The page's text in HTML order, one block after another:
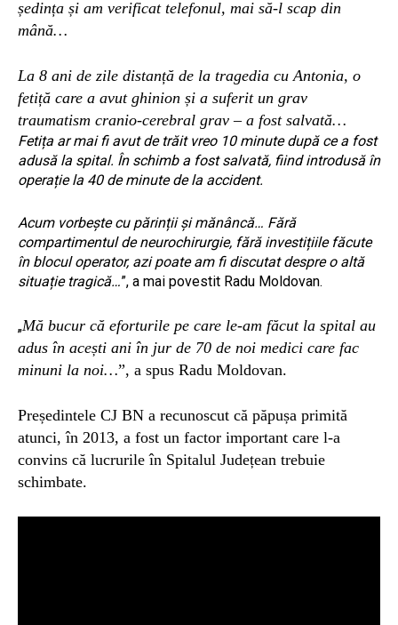
ședința și am verificat telefonul, mai să-l scap din
mână…
La 8 ani de zile distanță de la tragedia cu Antonia, o
fetiță care a avut ghinion și a suferit un grav
traumatism cranio-cerebral grav – a fost salvată…
Fetița ar mai fi avut de trăit vreo 10 minute după ce a fost
adusă la spital. În schimb a fost salvată, fiind introdusă în
operație la 40 de minute de la accident.
Acum vorbește cu părinții și mănâncă… Fără
compartimentul de neurochirurgie, fără investițiile făcute
în blocul operator, azi poate am fi discutat despre o altă
situație tragică…”, a mai povestit Radu Moldovan.
„Mă bucur că eforturile pe care le-am făcut la spital au
adus în acești ani în jur de 70 de noi medici care fac
minuni la noi…”, a spus Radu Moldovan.
Președintele CJ BN a recunoscut că păpușa primită
atunci, în 2013, a fost un factor important care l-a
convins că lucrurile în Spitalul Județean trebuie
schimbate.